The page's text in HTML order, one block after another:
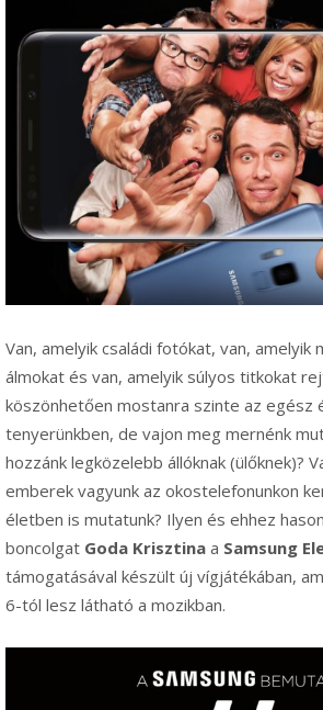
Van, amelyik családi fotókat, van, amelyik
álmokat és van, amelyik súlyos titkokat
köszönhetően mostanra szinte az egész
tenyerünkben, de vajon meg mernénk
hozzánk legközelebb állóknak (ülőknek)?
emberek vagyunk az okostelefonunkon
életben is mutatunk? Ilyen és ehhez
boncolgat Goda Krisztina a Samsung
támogatásával készült új vígjátékában,
6-tól lesz látható a mozikban.